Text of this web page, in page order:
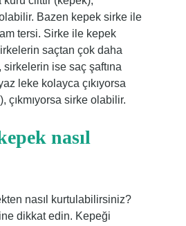
Bazen kepek sirke ile
tersi. Sirke ile kepek
saçtan çok daha
sirkelerin ise saç şaftına
leke kolayca çıkıyorsa
çıkmıyorsa sirke olabilir.
nasıl
nasıl kurtulabilirsiniz?
dikkat edin. Kepeği